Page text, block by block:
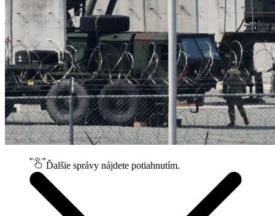
Ďalšie správy nájdete potiahnutím.